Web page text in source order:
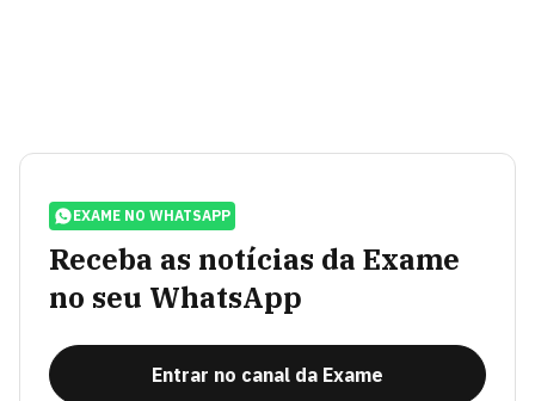
EXAME NO WHATSAPP
Receba as notícias da Exame
no seu WhatsApp
Entrar no canal da Exame